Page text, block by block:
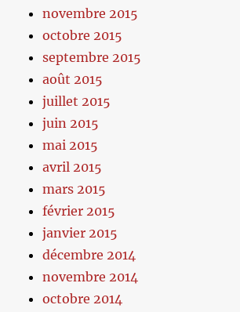
novembre 2015
octobre 2015
septembre 2015
août 2015
juillet 2015
juin 2015
mai 2015
avril 2015
mars 2015
février 2015
janvier 2015
décembre 2014
novembre 2014
octobre 2014